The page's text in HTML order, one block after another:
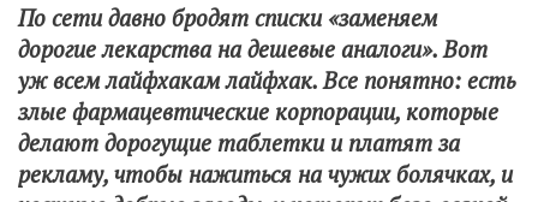
По сети давно бродят списки «заменяем
дорогие лекарства на дешевые аналоги». Вот
уж всем лайфхакам лайфхак. Все понятно: есть
злые фармацевтические корпорации, которые
делают дорогущие таблетки и платят за
рекламу, чтобы нажиться на чужих болячках, и